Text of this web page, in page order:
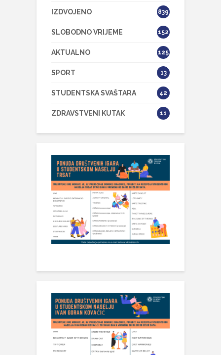
IZDVOJENO 839
SLOBODNO VRIJEME 152
AKTUALNO 125
SPORT 13
STUDENTSKA SVAŠTARA 42
ZDRAVSTVENI KUTAK 11